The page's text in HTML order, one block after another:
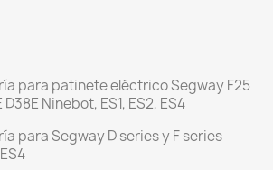
para patinete eléctrico Segway F25
D38E Ninebot, ES1, ES2, ES4
para Segway D series y F series -